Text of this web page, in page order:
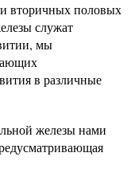
вторичных половых
служат
мы
в различные
железы нами